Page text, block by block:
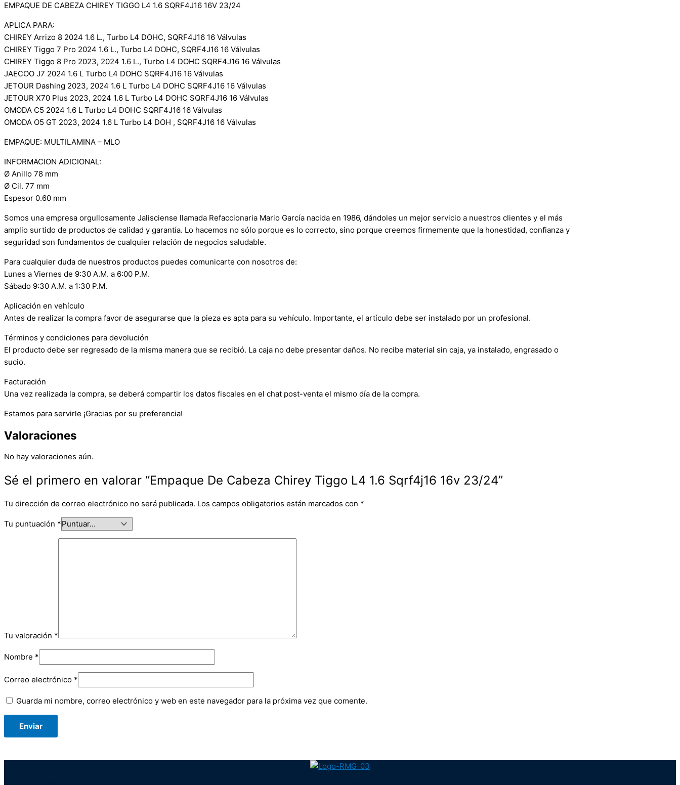
EMPAQUE DE CABEZA CHIREY TIGGO L4 1.6 SQRF4J16 16V 23/24
APLICA PARA:
CHIREY Arrizo 8 2024 1.6 L., Turbo L4 DOHC, SQRF4J16 16 Válvulas
CHIREY Tiggo 7 Pro 2024 1.6 L., Turbo L4 DOHC, SQRF4J16 16 Válvulas
CHIREY Tiggo 8 Pro 2023, 2024 1.6 L., Turbo L4 DOHC SQRF4J16 16 Válvulas
JAECOO J7 2024 1.6 L Turbo L4 DOHC SQRF4J16 16 Válvulas
JETOUR Dashing 2023, 2024 1.6 L Turbo L4 DOHC SQRF4J16 16 Válvulas
JETOUR X70 Plus 2023, 2024 1.6 L Turbo L4 DOHC SQRF4J16 16 Válvulas
OMODA C5 2024 1.6 L Turbo L4 DOHC SQRF4J16 16 Válvulas
OMODA O5 GT 2023, 2024 1.6 L Turbo L4 DOH , SQRF4J16 16 Válvulas
EMPAQUE: MULTILAMINA – MLO
INFORMACION ADICIONAL:
Ø Anillo 78 mm
Ø Cil. 77 mm
Espesor 0.60 mm
Somos una empresa orgullosamente Jalisciense llamada Refaccionaria Mario García nacida en 1986, dándoles un mejor servicio a nuestros clientes y el más
amplio surtido de productos de calidad y garantía. Lo hacemos no sólo porque es lo correcto, sino porque creemos firmemente que la honestidad, confianza y
seguridad son fundamentos de cualquier relación de negocios saludable.
Para cualquier duda de nuestros productos puedes comunicarte con nosotros de:
Lunes a Viernes de 9:30 A.M. a 6:00 P.M.
Sábado 9:30 A.M. a 1:30 P.M.
Aplicación en vehículo
Antes de realizar la compra favor de asegurarse que la pieza es apta para su vehículo. Importante, el artículo debe ser instalado por un profesional.
Términos y condiciones para devolución
El producto debe ser regresado de la misma manera que se recibió. La caja no debe presentar daños. No recibe material sin caja, ya instalado, engrasado o
sucio.
Facturación
Una vez realizada la compra, se deberá compartir los datos fiscales en el chat post-venta el mismo día de la compra.
Estamos para servirle ¡Gracias por su preferencia!
Valoraciones
No hay valoraciones aún.
Sé el primero en valorar “Empaque De Cabeza Chirey Tiggo L4 1.6 Sqrf4j16 16v 23/24”
Tu dirección de correo electrónico no será publicada. Los campos obligatorios están marcados con *
Tu puntuación *
Tu valoración *
Nombre *
Correo electrónico *
Guarda mi nombre, correo electrónico y web en este navegador para la próxima vez que comente.